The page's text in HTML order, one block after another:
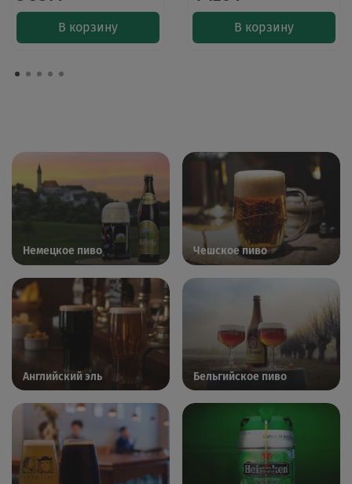
В корзину В корзину
Немецкое пиво Чешское пиво
Английский эль Бельгийское пиво